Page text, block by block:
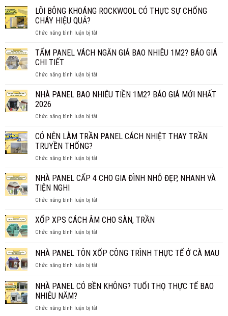
LÕI BÔNG KHOÁNG ROCKWOOL CÓ THỰC SỰ CHỐNG
CHÁY HIỆU QUẢ?
Chức năng bình luận bị tắtở
BÔNG
CÓ
SỰ
HIỆU
TẤM PANEL VÁCH NGĂN GIÁ BAO NHIÊU 1M2? BÁO GIÁ
CHI TIẾT
Chức năng bình luận bị tắtở
PANEL
GIÁ
NHIÊU
GIÁ
TIẾT
NHÀ PANEL BAO NHIÊU TIỀN 1M2? BÁO GIÁ MỚI NHẤT
2026
Chức năng bình luận bị tắtở
PANEL
TIỀN
BÁO
NHẤT
CÓ NÊN LÀM TRẦN PANEL CÁCH NHIỆT THAY TRẦN
TRUYỀN THỐNG?
Chức năng bình luận bị tắtở
NÊN
PANEL
NHIỆT
TRẦN
THỐNG?
NHÀ PANEL CẤP 4 CHO GIA ĐÌNH NHỎ ĐẸP, NHANH VÀ
TIỆN NGHI
Chức năng bình luận bị tắtở
PANEL
4
GIA
NHỎ
NHANH
NGHI
XỐP XPS CÁCH ÂM CHO SÀN, TRẦN
Chức năng bình luận bị tắtở
XPS
CÁCH
ÂM
SÀN,
NHÀ PANEL TÔN XỐP CÔNG TRÌNH THỰC TẾ Ở CÀ MAU
Chức năng bình luận bị tắtở
PANEL
TÔN
CÔNG
NHÀ PANEL CÓ BỀN KHÔNG? TUỔI THỌ THỰC TẾ BAO
NHIÊU NĂM?
Chức năng bình luận bị tắtở